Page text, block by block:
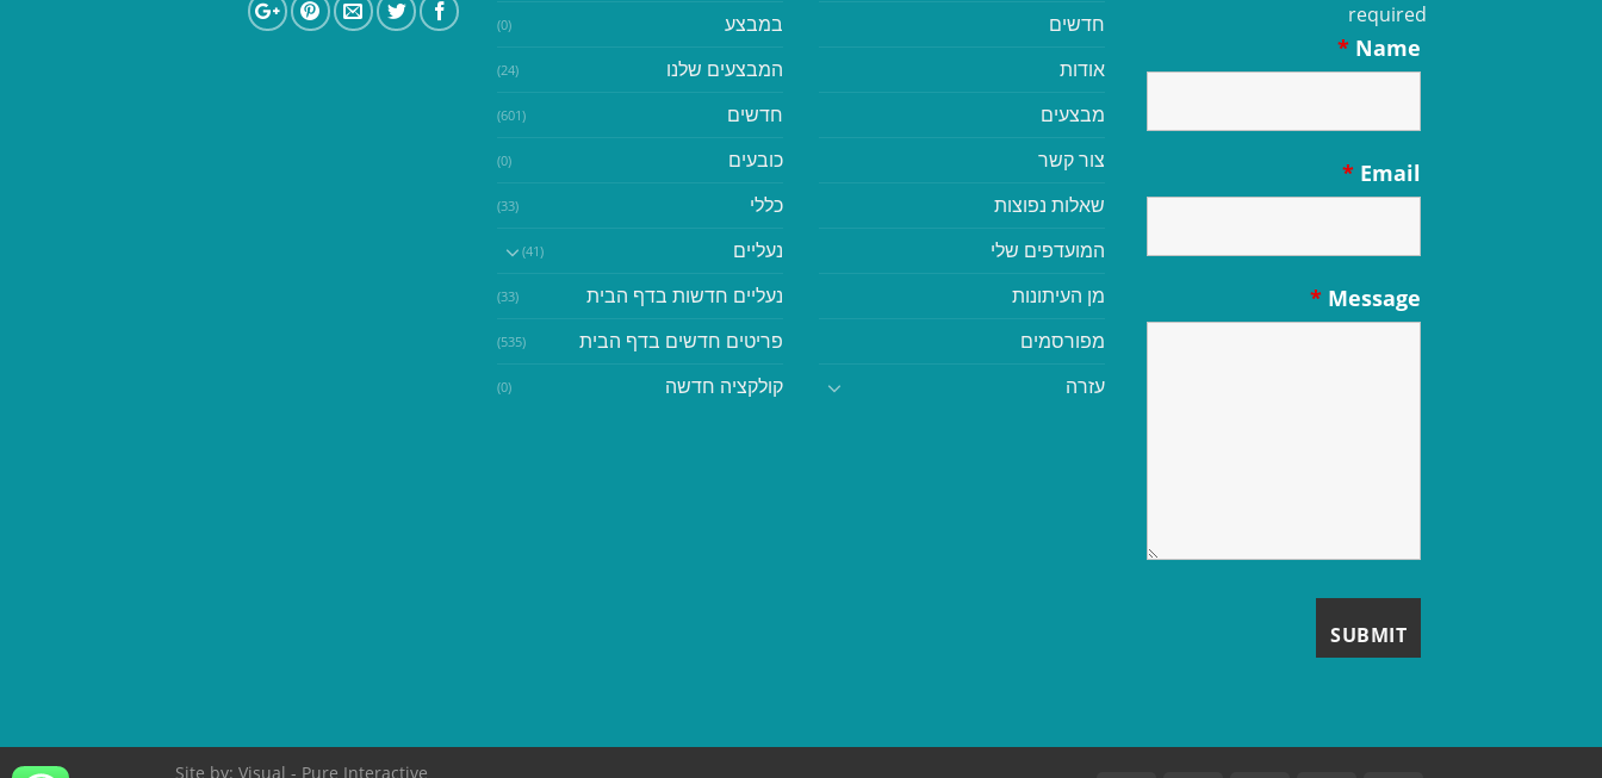
required
Name
*
Email
*
Message
*
חדשים
אודות
מבצעים
צור קשר
שאלות נפוצות
המועדפים שלי
מן העיתונות
מפורסמים
עזרה
במבצע (0)
המבצעים שלנו (24)
חדשים (601)
כובעים (0)
כללי (33)
נעליים (41)
נעליים חדשות בדף הבית (33)
פריטים חדשים בדף הבית (535)
קולקציה חדשה (0)
Site by: Visual - Pure Interactive